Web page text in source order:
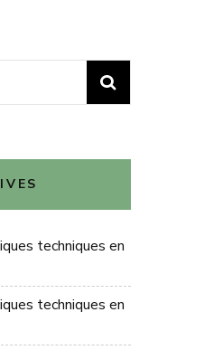
techniques en
techniques en